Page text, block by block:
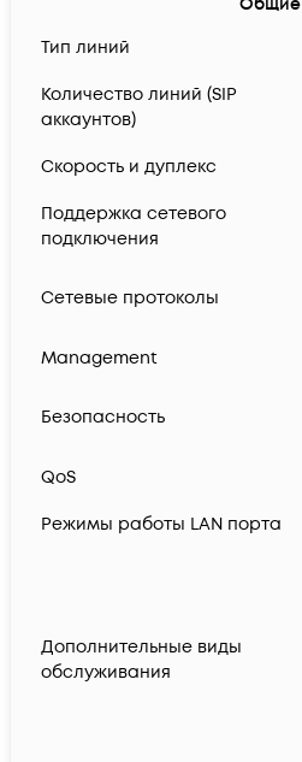
Тип линий
Количество линий (SIP
аккаунтов)
Скорость и дуплекс
Поддержка сетевого
подключения
Сетевые протоколы
Management
Безопасность
QoS
Режимы работы LAN порта
Дополнительные виды
обслуживания